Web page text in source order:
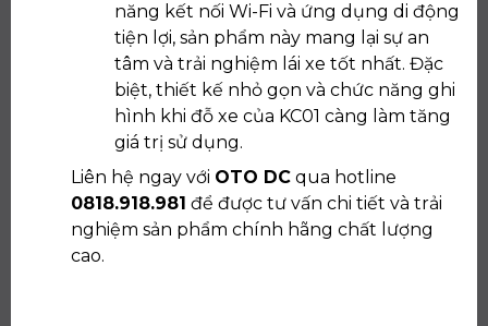
năng kết nối Wi-Fi và ứng dụng di động
tiện lợi, sản phẩm này mang lại sự an
tâm và trải nghiệm lái xe tốt nhất. Đặc
biệt, thiết kế nhỏ gọn và chức năng ghi
hình khi đỗ xe của KC01 càng làm tăng
giá trị sử dụng.
Liên hệ ngay với OTO DC qua hotline
0818.918.981 để được tư vấn chi tiết và trải
nghiệm sản phẩm chính hãng chất lượng
cao.